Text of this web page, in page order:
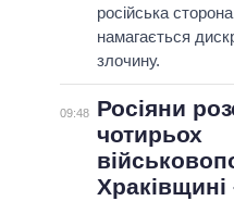
російська сторона
намагається
злочину.
09:48
Росіяни
чотирьох